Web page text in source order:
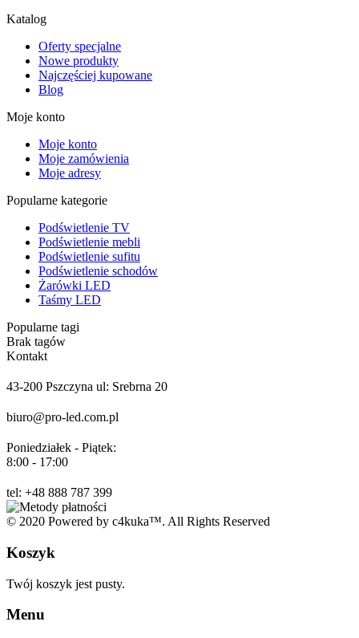
Katalog
Oferty specjalne
Nowe produkty
Najczęściej kupowane
Blog
Moje konto
Moje konto
Moje zamówienia
Moje adresy
Popularne kategorie
Podświetlenie TV
Podświetlenie mebli
Podświetlenie sufitu
Podświetlenie schodów
Żarówki LED
Taśmy LED
Popularne tagi
Brak tagów
Kontakt
43-200 Pszczyna ul: Srebrna 20
biuro@pro-led.com.pl
Poniedziałek - Piątek:
8:00 - 17:00
tel: +48 888 787 399
© 2020 Powered by c4kuka™. All Rights Reserved
Koszyk
Twój koszyk jest pusty.
Menu